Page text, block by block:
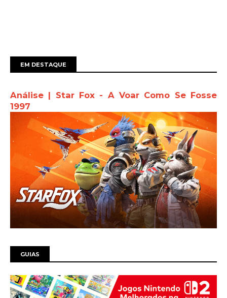
EM DESTAQUE
Análise | Star Fox - A Voar Como Se Fosse
1997
GUIAS